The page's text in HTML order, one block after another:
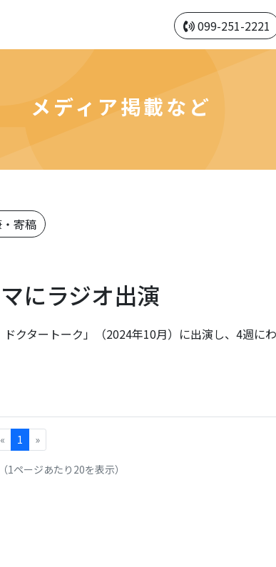
099-251-2221
メディア掲載など
寄稿
にラジオ出演
クタートーク」（2024年10月）に出演し、4週に
« 1 »
1ページあたり20を表示）